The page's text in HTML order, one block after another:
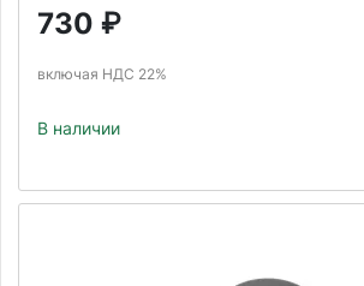
730 ₽
включая НДС 22%
В наличии